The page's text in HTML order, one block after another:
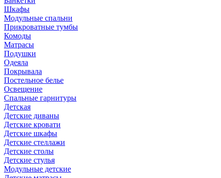
Шкафы
Модульные спальни
Прикроватные тумбы
Комоды
Матрасы
Подушки
Одеяла
Покрывала
Постельное белье
Освещение
Спальные гарнитуры
Детская
Детские диваны
Детские кровати
Детские шкафы
Детские стеллажи
Детские столы
Детские стулья
Модульные детские